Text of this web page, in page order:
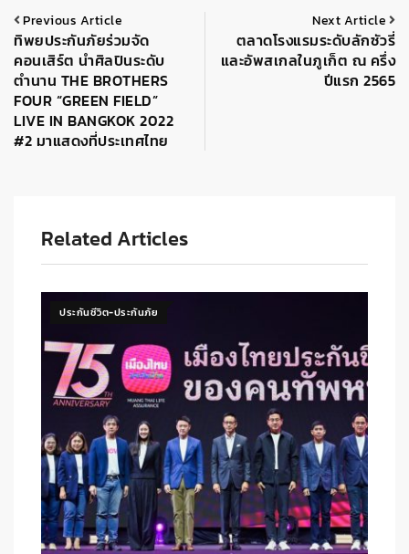
Previous Article
ทิพยประกันภัยร่วมจัด
คอนเสิร์ต นำศิลปินระดับ
ตำนาน THE BROTHERS
FOUR “GREEN FIELD”
LIVE IN BANGKOK 2022
#2 มาแสดงที่ประเทศไทย
Next Article
ตลาดโรงแรมระดับลักซัวรี่
และอัพสเกลในภูเก็ต ณ ครึ่ง
ปีแรก 2565
Related Articles
ประกันชีวิต-ประกันภัย